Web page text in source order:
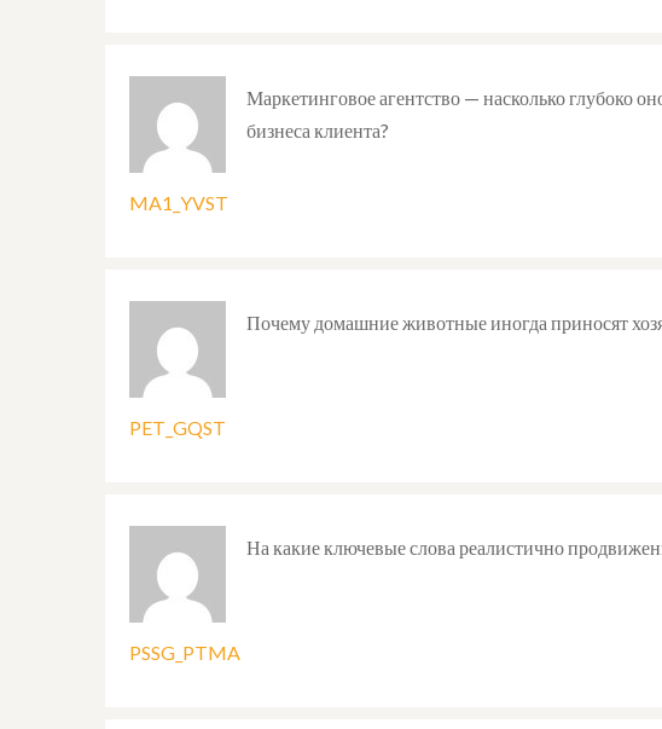
MA1_YVST
Маркетинговое агентство — насколько глубоко
бизнеса клиента?
PET_GQST
Почему домашние животные иногда приносят
PSSG_PTMA
На какие ключевые слова реалистично